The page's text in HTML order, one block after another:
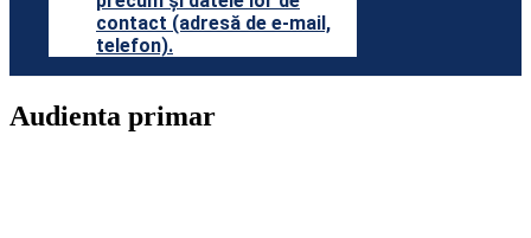
contact (adresă de e-mail,
telefon).
Audienta primar